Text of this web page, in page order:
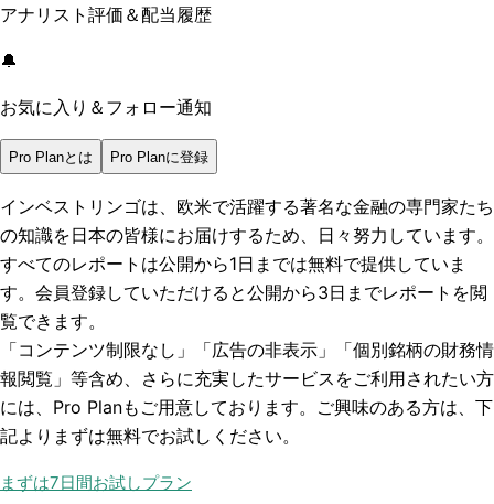
アナリスト評価＆配当履歴
🔔
お気に入り＆フォロー通知
Pro Planとは Pro Planに登録
インベストリンゴは、欧米で活躍する著名な金融の専門家たち
の知識を日本の皆様にお届けするため、日々努力しています。
すべてのレポートは公開から1日までは無料で提供していま
す。会員登録していただけると公開から3日までレポートを閲
覧できます。
「コンテンツ制限なし」「広告の非表示」「個別銘柄の財務情
報閲覧」 等含め、さらに充実したサービスをご利用されたい方
には、Pro Planもご用意しております。ご興味のある方は、下
記よりまずは無料でお試しください。
まずは7日間お試しプラン